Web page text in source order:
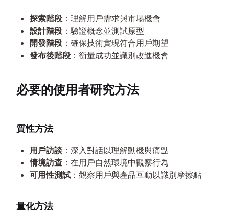
探索階段 ：理解用戶需求與市場機會
設計階段 ：驗證概念並測試原型
開發階段 ：確保技術實現符合用戶期望
發布後階段 ：衡量成功並識別改進機會
必要的使用者研究方法
質性方法
用戶訪談 ：深入對話以理解動機與痛點
情境訪查 ：在用戶自然環境中觀察行為
可用性測試 ：觀察用戶與產品互動以識別摩擦點
量化方法